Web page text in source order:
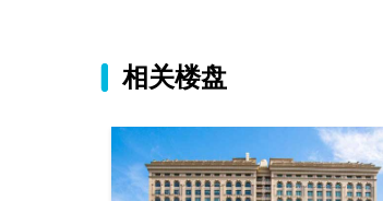
相关楼盘